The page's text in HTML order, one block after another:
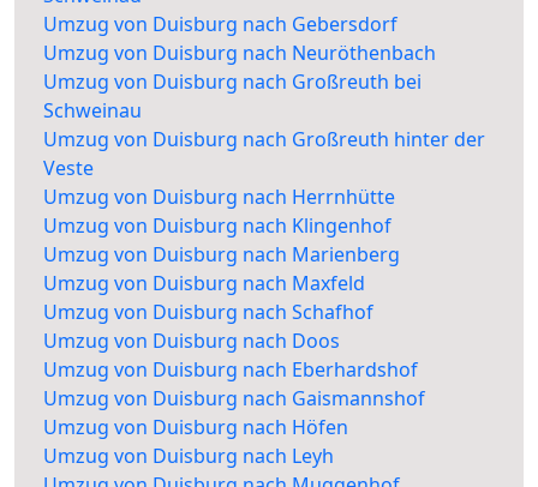
Umzug von Duisburg nach Gebersdorf
Umzug von Duisburg nach Neuröthenbach
Umzug von Duisburg nach Großreuth bei
Schweinau
Umzug von Duisburg nach Großreuth hinter der
Veste
Umzug von Duisburg nach Herrnhütte
Umzug von Duisburg nach Klingenhof
Umzug von Duisburg nach Marienberg
Umzug von Duisburg nach Maxfeld
Umzug von Duisburg nach Schafhof
Umzug von Duisburg nach Doos
Umzug von Duisburg nach Eberhardshof
Umzug von Duisburg nach Gaismannshof
Umzug von Duisburg nach Höfen
Umzug von Duisburg nach Leyh